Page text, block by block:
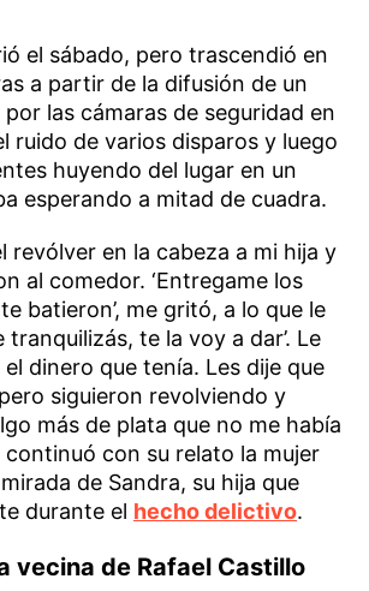
el sábado, pero trascendió en
a partir de la difusión de un
las cámaras de seguridad en
ruido de varios disparos y luego
huyendo del lugar en un
esperando a mitad de cuadra.
revólver en la cabeza a mi hija y
al comedor. ‘Entregame los
batieron’, me gritó, a lo que le
tranquilizás, te la voy a dar’. Le
dinero que tenía. Les dije que
siguieron revolviendo y
más de plata que no me había
con su relato la mujer
de Sandra, su hija que
durante el hecho delictivo.
vecina de Rafael Castillo